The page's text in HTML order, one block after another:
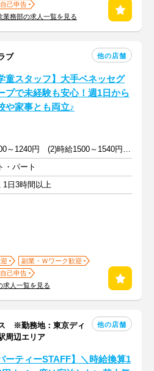
己申告
業務部の求人一覧を見る
ブ 他の店舗
童スタッフ】大手ベネッセグ
プで未経験も安心！週1日から
や家事とも両立♪
(1)時給1200～1240円 (2)時給1500～1540円 +交通費支給
・パート
1日3時間以上
副業・Ｗワーク歓迎
己申告
求人一覧を見る
※勤務地：東京ディ
周辺エリア
他の店舗
ーティーSTAFF】＼時給換算1